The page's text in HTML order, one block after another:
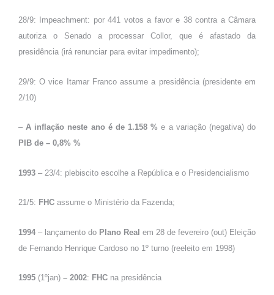
28/9: Impeachment: por 441 votos a favor e 38 contra a Câmara
autoriza o Senado a processar Collor, que é afastado da
presidência (irá renunciar para evitar impedimento);
29/9: O vice Itamar Franco assume a presidência (presidente em
2/10)
–A inflação neste ano é de 1.158 % e a variação (negativa) do
PIB de – 0,8% %
1993 – 23/4: plebiscito escolhe a República e o Presidencialismo
21/5: FHC assume o Ministério da Fazenda;
1994 – lançamento do Plano Real em 28 de fevereiro (out) Eleição
de Fernando Henrique Cardoso no 1º turno (reeleito em 1998)
1995 (1ºjan) – 2002: FHC na presidência